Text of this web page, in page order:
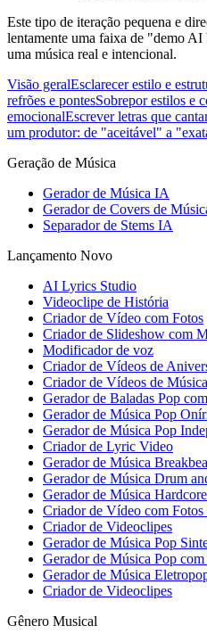
Este tipo de iteração pequena e
lentamente uma faixa de "demo AI
uma música real e intencional.
Visão geralEsclarecer estilo e
refrões e pontesSobrepor estilos e
emocionalEscrever letras que
um produtor: de "aceitável" a
Geração de Música
Gerador de Música IA
Gerador de Covers de
Separador de Stems IA
Lançamento Novo
AI Lyrics Studio
Videoclipe de História
Criador de Vídeo com Fotos
Criador de Slideshow com
Modificador de voz
Criador de Vídeos de
Criador de Vídeos de
Gerador de Baladas Pop
Gerador de Música Pop
Gerador de Música Pop
Criador de Lyric Video
Gerador de Música
Gerador de Música Drum
Gerador de Música
Criador de Vídeo com Fotos
Criador de Videoclipes
Gerador de Música Pop
Gerador de Música Pop
Gerador de Música
Criador de Videoclipes
Gênero Musical